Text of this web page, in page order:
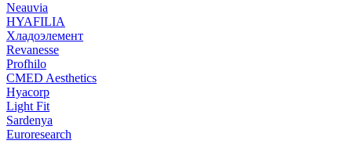
Neauvia
HYAFILIA
Хладоэлемент
Revanesse
Profhilo
CMED Aesthetics
Hyacorp
Light Fit
Sardenya
Euroresearch